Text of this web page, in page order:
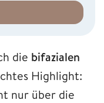
die bifazialen
Highlight:
nur über die